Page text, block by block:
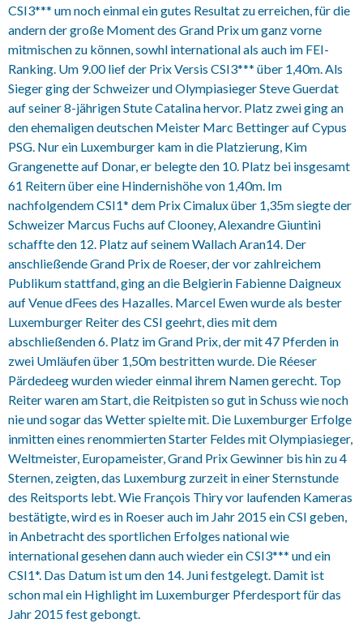
CSI3*** um noch einmal ein gutes Resultat zu erreichen, für die
andern der große Moment des Grand Prix um ganz vorne
mitmischen zu können, sowhl international als auch im FEI-
Ranking. Um 9.00 lief der Prix Versis CSI3*** über 1,40m. Als
Sieger ging der Schweizer und Olympiasieger Steve Guerdat
auf seiner 8-jährigen Stute Catalina hervor. Platz zwei ging an
den ehemaligen deutschen Meister Marc Bettinger auf Cypus
PSG. Nur ein Luxemburger kam in die Platzierung, Kim
Grangenette auf Donar, er belegte den 10. Platz bei insgesamt
61 Reitern über eine Hindernishöhe von 1,40m. Im
nachfolgendem CSI1* dem Prix Cimalux über 1,35m siegte der
Schweizer Marcus Fuchs auf Clooney, Alexandre Giuntini
schaffte den 12. Platz auf seinem Wallach Aran14. Der
anschließende Grand Prix de Roeser, der vor zahlreichem
Publikum stattfand, ging an die Belgierin Fabienne Daigneux
auf Venue dFees des Hazalles. Marcel Ewen wurde als bester
Luxemburger Reiter des CSI geehrt, dies mit dem
abschließenden 6. Platz im Grand Prix, der mit 47 Pferden in
zwei Umläufen über 1,50m bestritten wurde. Die Réeser
Pärdedeeg wurden wieder einmal ihrem Namen gerecht. Top
Reiter waren am Start, die Reitpisten so gut in Schuss wie noch
nie und sogar das Wetter spielte mit. Die Luxemburger Erfolge
inmitten eines renommierten Starter Feldes mit Olympiasieger,
Weltmeister, Europameister, Grand Prix Gewinner bis hin zu 4
Sternen, zeigten, das Luxemburg zurzeit in einer Sternstunde
des Reitsports lebt. Wie François Thiry vor laufenden Kameras
bestätigte, wird es in Roeser auch im Jahr 2015 ein CSI geben,
in Anbetracht des sportlichen Erfolges national wie
international gesehen dann auch wieder ein CSI3*** und ein
CSI1*. Das Datum ist um den 14. Juni festgelegt. Damit ist
schon mal ein Highlight im Luxemburger Pferdesport für das
Jahr 2015 fest gebongt.